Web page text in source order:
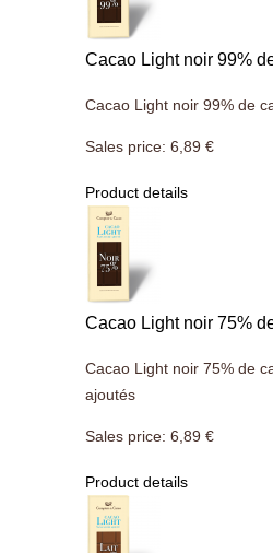
Cacao Light noir 99%
Cacao Light noir 99% de
Sales price: 6,89 €
Product details
Cacao Light noir 75%
Cacao Light noir 75% de
ajoutés
Sales price: 6,89 €
Product details